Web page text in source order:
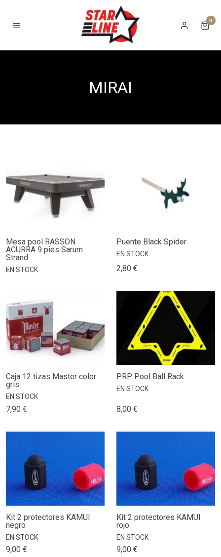
0
MIRAI
Mesa pool RASSON
ACURRA 9 pies Sarum
Strand
EN STOCK
Puente Black Spider
EN STOCK
2,80 €
Caja 12 tizas Master color
gris
EN STOCK
7,90 €
PRP Pool Ball Rack
EN STOCK
8,00 €
Kit 2 protectores KAMUI
negro
EN STOCK
9,00 €
Kit 2 protectores KAMUI
rojo
EN STOCK
9,00 €